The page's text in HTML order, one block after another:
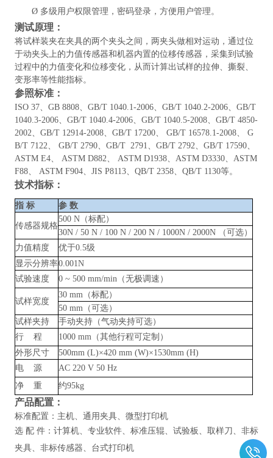
Ø 多级用户权限管理，密码登录，方便用户管理。
测试原理：
将试样装夹在夹具的两个夹头之间，两夹头做相对运动，通过位
于动夹头上的力值传感器和机器内置的位移传感器，采集到试验
过程中的力值变化和位移变化，从而计算出试样的拉伸、撕裂、
变形率等性能指标。
参照标准：
ISO 37、GB 8808、GB/T 1040.1-2006、GB/T 1040.2-2006、GB/T
1040.3-2006、GB/T 1040.4-2006、GB/T 1040.5-2008、GB/T 4850-
2002、GB/T 12914-2008、GB/T 17200、 GB/T 16578.1-2008、 G
B/T 7122、 GB/T 2790、GB/T 2791、GB/T 2792、GB/T 17590、
ASTM E4、 ASTM D882、 ASTM D1938、ASTM D3330、ASTM
F88、 ASTM F904、JIS P8113、QB/T 2358、QB/T 1130等。
技术指标：
指 标 参 数
传感器规格
500 N（标配）
30N / 50 N / 100 N / 200 N / 1000N / 2000N （可选）
力值精度
优于0.5级
显示分辨率0.001N
试验速度
0 ~ 500 mm/min（无极调速）
试样宽度
30 mm（标配）
50 mm（可选）
试样夹持
手动夹持（气动夹持可选）
行
程
1000 mm（其他行程可定制）
外形尺寸
500mm (L)×420 mm (W)×1530mm (H)
电
源
AC 220 V 50 Hz
净
重 约95kg
产品配置：
标准配置：主机、通用夹具、微型打印机
选 配 件：计算机、专业软件、标准压辊、试验板、取样刀、非标
夹具、非标传感器、台式打印机